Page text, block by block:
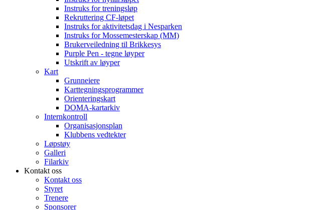
Instruks for treningsløp
Rekruttering CF-løpet
Instruks for aktivitetsdag i Nesparken
Instruks for Mossemesterskap (MM)
Brukerveiledning til Brikkesys
Purple Pen - tegne løyper
Utskrift av løyper
Kart
Grunneiere
Karttegningsprogrammer
Orienteringskart
DOMA-kartarkiv
Internkontroll
Organisasjonsplan
Klubbens vedtekter
Løpstøy
Galleri
Filarkiv
Kontakt oss
Kontakt oss
Styret
Trenere
Sponsorer